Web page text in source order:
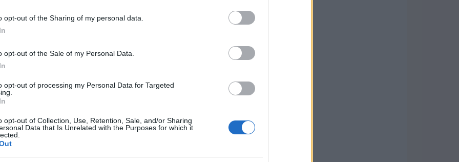
opt-out of the Sharing of my personal data.
opt-out of the Sale of my Personal Data.
opt-out of processing my Personal Data for Targeted
opt-out of Collection, Use, Retention, Sale, and/or Sharing
Data that Is Unrelated with the Purposes for which it
stadi storici come ilSan Sirodi Milano
non solo una capienza elevata, ma anche
del pubblico.